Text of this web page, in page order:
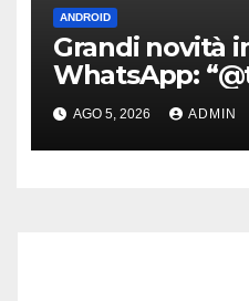
ANDROID
Grandi novità
WhatsApp:
chat di gruppo
AGO 5, 2026 ADMIN